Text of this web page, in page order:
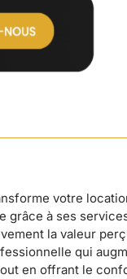
votre
grâce à ses
la valeur
qui
en offrant le